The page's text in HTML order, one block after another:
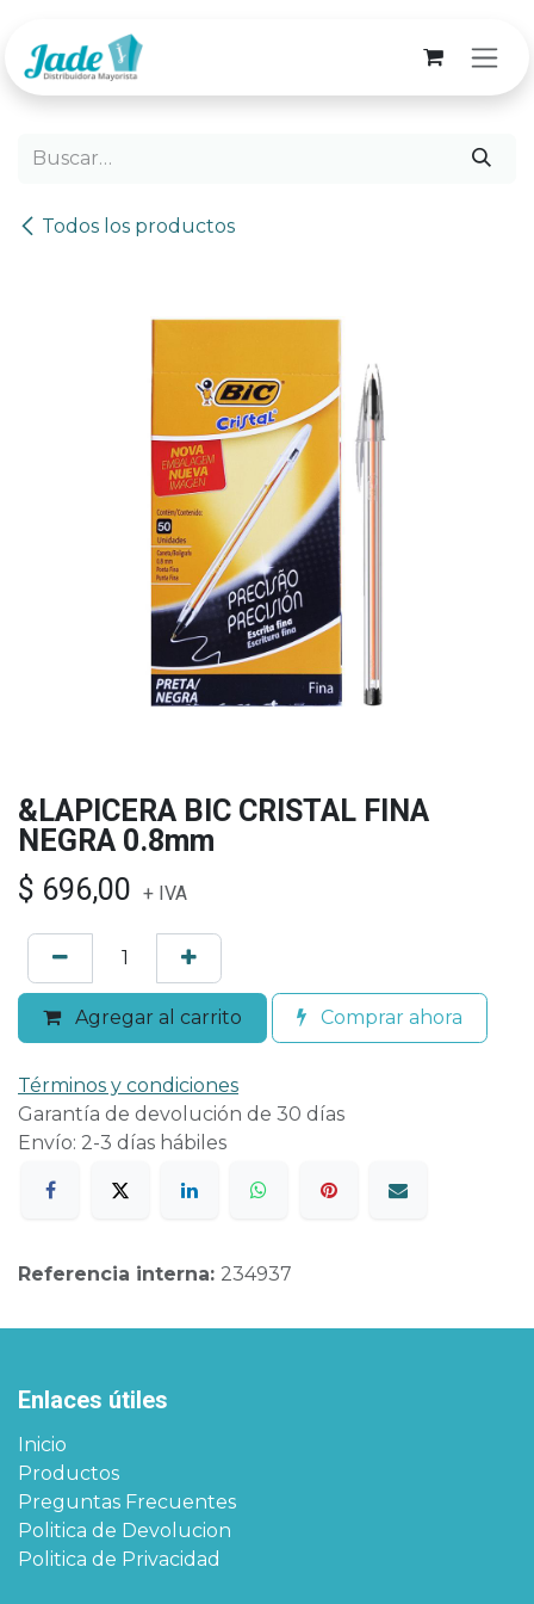
Todos los productos
&LAPICERA BIC CRISTAL FINA
NEGRA 0.8mm
$ 696,00 + IVA
Agregar al carrito Comprar ahora
Términos y condiciones
Garantía de devolución de 30 días
Envío: 2-3 días hábiles
Referencia interna: 234937
Enlaces útiles
Inicio
Productos
Preguntas Frecuentes
Politica de Devolucion
Politica de Privacidad